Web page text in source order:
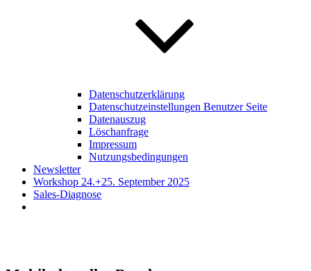
Datenschutzerklärung
Datenschutzeinstellungen Benutzer Seite
Datenauszug
Löschanfrage
Impressum
Nutzungsbedingungen
Newsletter
Workshop 24.+25. September 2025
Sales-Diagnose